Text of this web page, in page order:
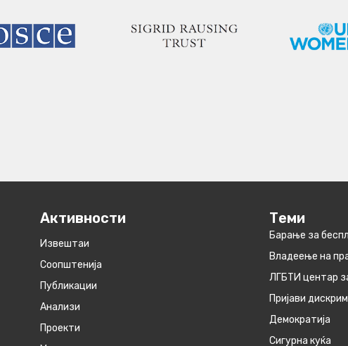
Активности
Извештаи
Соопштенија
Публикации
Анализи
Проекти
Теми
Барање за
Владеење на
ЛГБТИ центар
Пријави
Демократија
Сигурна куќа